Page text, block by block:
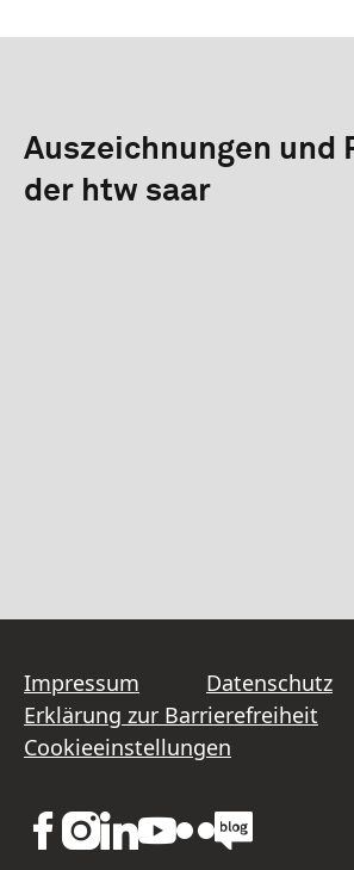
Auszeichnungen und
der htw saar
Impressum
Datenschutz
Erklärung zur Barrierefreiheit
Cookieeinstellungen